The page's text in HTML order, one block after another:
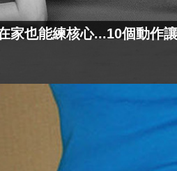
家也能練核心...10個動作